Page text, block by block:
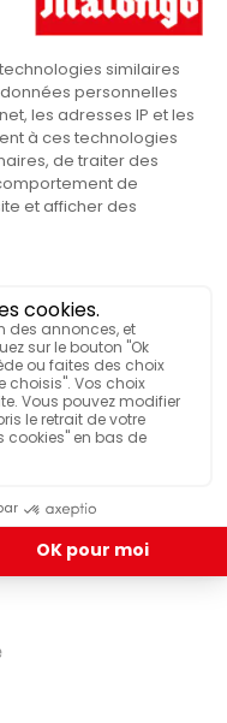
Commerce Equitable
Fruits rouges
Burundi